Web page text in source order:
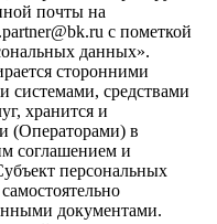
почты на
с пометкой
данных».
сторонними
системами, средствами
хранится и
(Операторами) в
соглашением и
персональных
документами.